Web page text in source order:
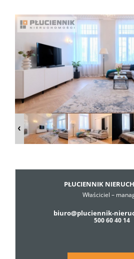
PŁUCIENNIK
Właściciel –
biuro@pluciennik-
500 60 40 14